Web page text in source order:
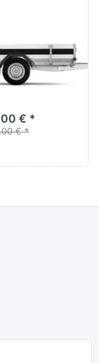
Serie 2000
€ *
€ *